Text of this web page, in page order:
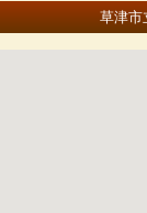
草津市